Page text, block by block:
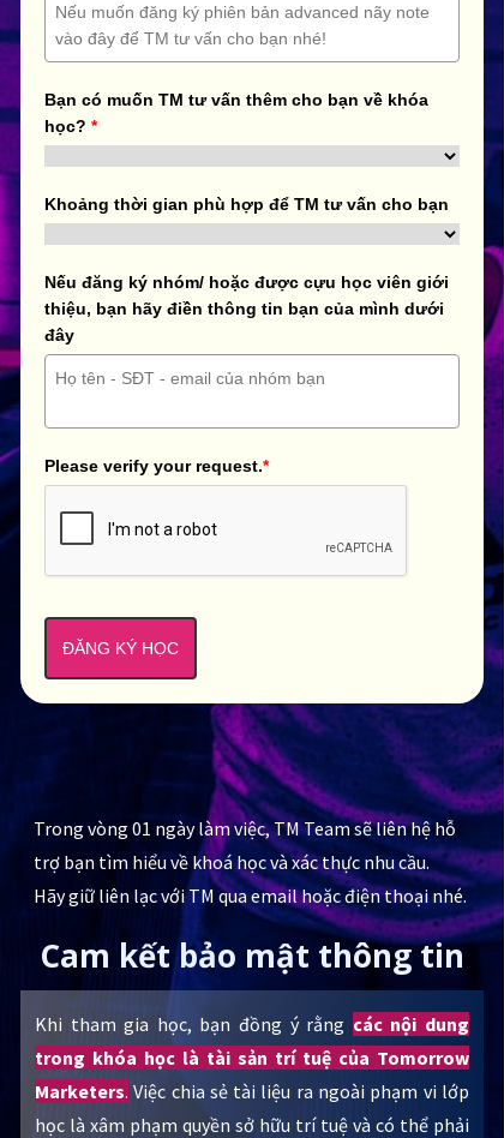
Bạn có muốn TM tư vấn thêm cho bạn về khóa
học? *
Khoảng thời gian phù hợp để TM tư vấn cho bạn
Nếu đăng ký nhóm/ hoặc được cựu học viên giới
thiệu, bạn hãy điền thông tin bạn của mình dưới
đây
Please verify your request.*
ĐĂNG KÝ HỌC
Khi tham gia học, bạn đồng ý rằng các nội dung
trong khóa học là tài sản trí tuệ của Tomorrow
Marketers. Việc chia sẻ tài liệu ra ngoài phạm vi lớp
học là xâm phạm quyền sở hữu trí tuệ và có thể phải
Cam kết bảo mật thông tin
Trong vòng 01 ngày làm việc, TM Team sẽ liên hệ hỗ
trợ bạn tìm hiểu về khoá học và xác thực nhu cầu.
Hãy giữ liên lạc với TM qua email hoặc điện thoại nhé.